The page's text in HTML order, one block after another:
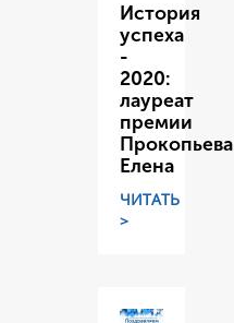
История
успеха
-
2020:
лауреат
премии
Прокопьева
Елена
ЧИТАТЬ
>